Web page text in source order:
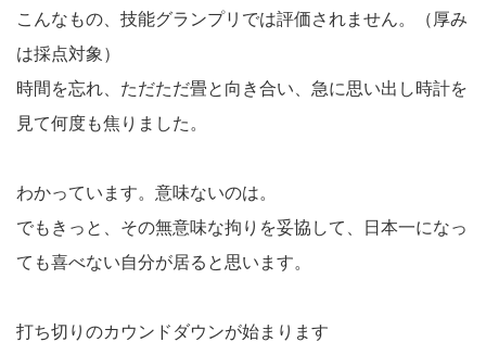
こんなもの、技能グランプリでは評価されません。（厚み
は採点対象）
時間を忘れ、ただただ畳と向き合い、急に思い出し時計を
見て何度も焦りました。
わかっています。意味ないのは。
でもきっと、その無意味な拘りを妥協して、日本一になっ
ても喜べない自分が居ると思います。
打ち切りのカウンドダウンが始まります